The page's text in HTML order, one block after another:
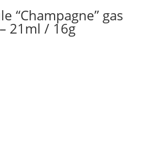
“Champagne” gas
21ml / 16g